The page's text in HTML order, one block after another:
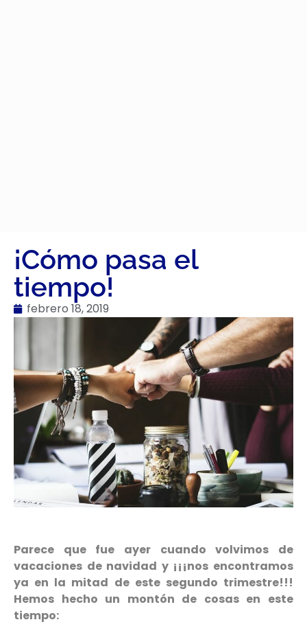
¡Cómo pasa el
tiempo!
febrero 18, 2019
Parece que fue ayer cuando volvimos de
vacaciones de navidad y ¡¡¡nos encontramos
ya en la mitad de este segundo trimestre!!!
Hemos hecho un montón de cosas en este
tiempo: